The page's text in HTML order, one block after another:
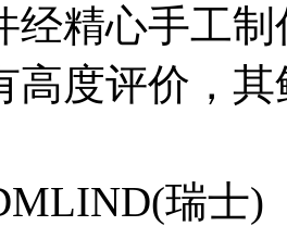
经精心手工
高度评价，
瑞士)